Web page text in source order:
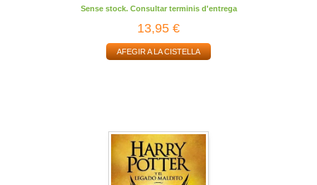
Sense stock. Consultar terminis d'entrega
13,95 €
AFEGIR A LA CISTELLA